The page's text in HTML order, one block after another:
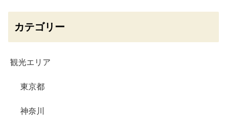
カテゴリー
観光エリア
東京都
神奈川